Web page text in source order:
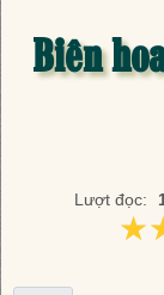
Biên
Lượt đọc: